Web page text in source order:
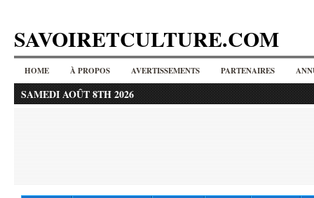
SAVOIRETCULTURE.COM
HOME À PROPOS AVERTISSEMENTS PARTENAIRES
SAMEDI AOÛT 8TH 2026